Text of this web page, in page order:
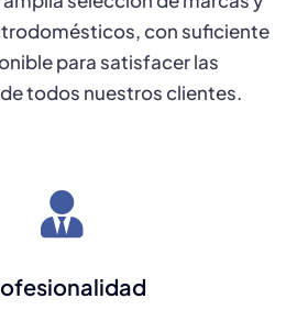
con suficiente
para satisfacer las
todos nuestros clientes.